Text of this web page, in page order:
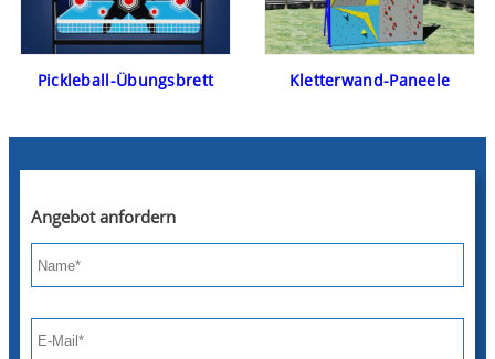
Pickleball-Übungsbrett Kletterwand-Paneele
Angebot anfordern